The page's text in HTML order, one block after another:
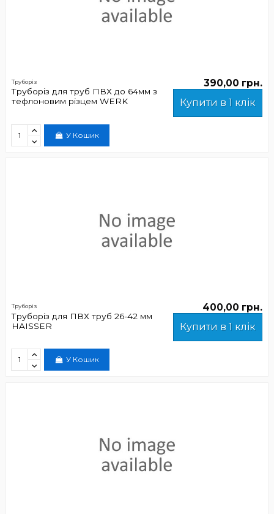
Труборіз
Труборіз для труб ПВХ до 64мм з
тефлоновим різцем WERK
390,00 грн.
Купити в 1 клік
У Кошик
Труборіз
Труборіз для ПВХ труб 26-42 мм
HAISSER
400,00 грн.
Купити в 1 клік
У Кошик